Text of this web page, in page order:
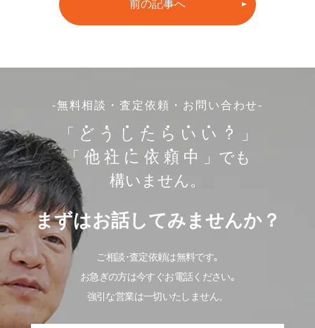
前の記事へ
-無料相談・査定依頼・お問い合わせ-
「 ど う し た ら い い ？
」
「 他 社 に 依 頼 中 」でも
構いません。
まずはお話してみませんか？
ご相談･査定依頼は無料です｡
お急ぎの方は今すぐお電話ください｡
強引な営業は一切いたしません。